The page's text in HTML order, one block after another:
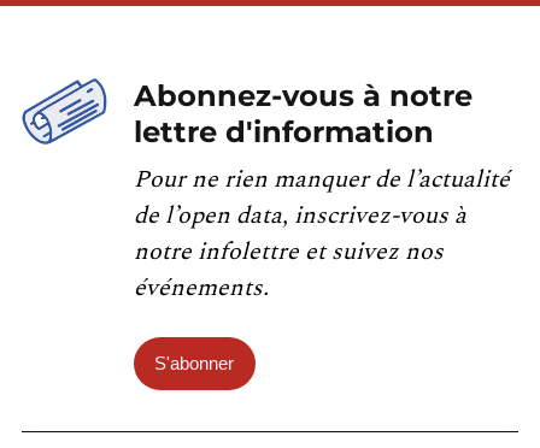
Abonnez-vous à notre
lettre d'information
Pour ne rien manquer de l’actualité
de l’open data, inscrivez-vous à
notre infolettre et suivez nos
événements.
S'abonner